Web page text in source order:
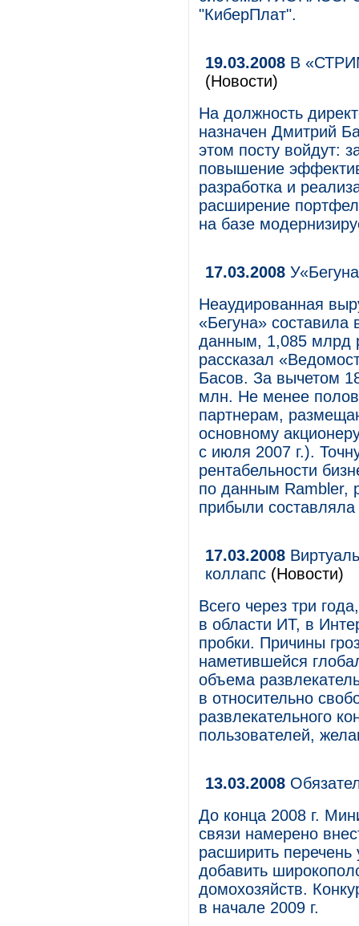
"КиберПлат".
19.03.2008 В
(Новости)
На должность
назначен Дмитрий
этом посту войдут:
повышение
разработка и
расширение
на базе
17.03.2008
Неаудированная
«Бегуна»
данным, 1,085 млрд
рассказал
Басов. За вычетом
млн. Не менее
партнерам,
основному
с июля 2007 г.).
рентабельности
по данным Rambler,
прибыли
17.03.2008
коллапс (Новости)
Всего через три
в области ИТ, в
пробки. Причины
наметившейся
объема
в относительно
развлекательного
пользователей,
13.03.2008
До конца 2008 г.
связи намерено
расширить перечень
добавить
домохозяйств.
в начале 2009 г.